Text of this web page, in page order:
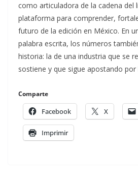
como articuladora de la cadena del
plataforma para comprender,
futuro de la edición en México. En
palabra escrita, los números
historia: la de una industria que se
sostiene y que sigue apostando
Comparte
Facebook X
Imprimir